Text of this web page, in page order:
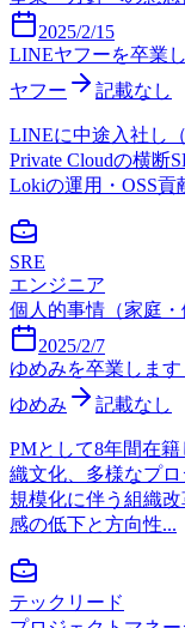
2025/2/15
LINEヤフーを卒業
ヤフー
記載なし
LINEに中途入社し
Private Cloudの横断
Lokiの運用・OSS貢
SRE
エンジニア
個人的事情（家庭・
2025/2/7
ゆめみを卒業します
ゆめみ
記載なし
PMとして8年間在
織文化、多様なプ
規模化に伴う組織
感の低下と方向性...
テックリード